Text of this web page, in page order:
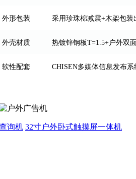
外形包装 采用珍珠棉减震+木架包装
外壳材质 热镀锌钢板T=1.5+户外双
软性配套 CHISEN多媒体信息发布
询机 32寸户外卧式触摸屏一体机